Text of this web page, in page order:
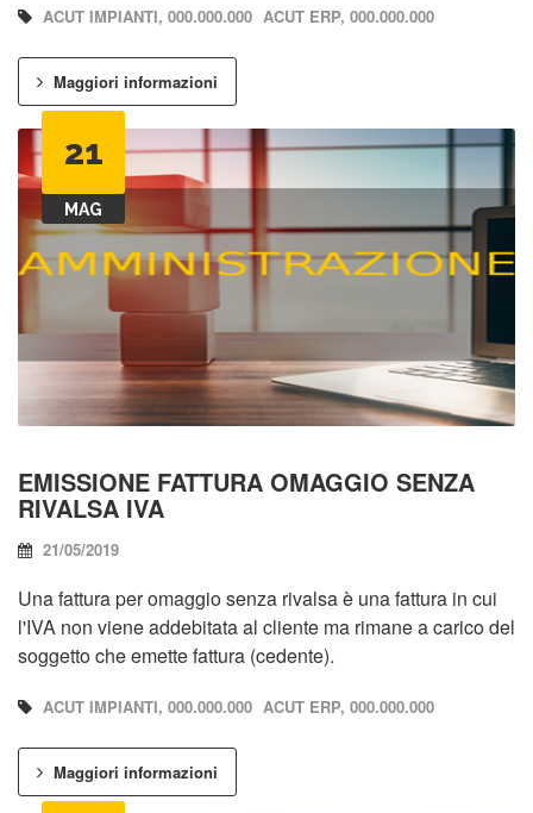
ACUT IMPIANTI, 000.000.000 ACUT ERP, 000.000.000
Maggiori informazioni
21
MAG
EMISSIONE FATTURA OMAGGIO SENZA
RIVALSA IVA
21/05/2019
Una fattura per omaggio senza rivalsa è una fattura in cui
l'IVA non viene addebitata al cliente ma rimane a carico del
soggetto che emette fattura (cedente).
ACUT IMPIANTI, 000.000.000 ACUT ERP, 000.000.000
Maggiori informazioni